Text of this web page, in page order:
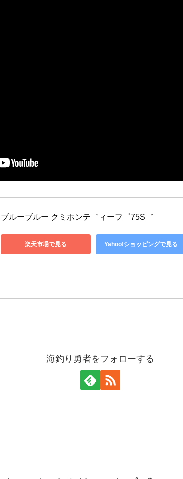
ブルーブルー クミホンテ゛ィーフ゜75S゛
楽天市場で見る Yahoo!ショッピングで見る
海釣り勇者をフォローする